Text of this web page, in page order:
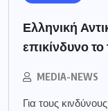
Ελληνική
επικίνδυνο το
MEDIA-NEWS
Για τους